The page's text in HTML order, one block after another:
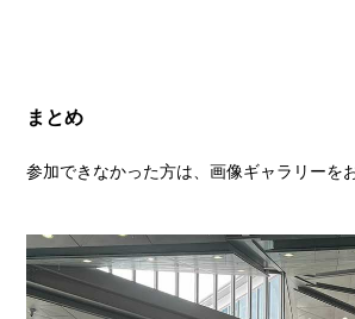
まとめ
参加できなかった方は、画像ギャラリーを